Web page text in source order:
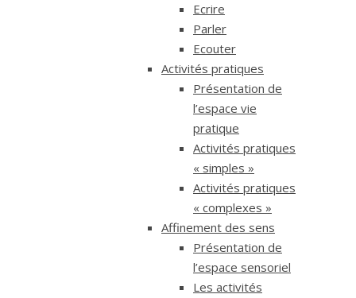
Ecrire
Parler
Ecouter
Activités pratiques
Présentation de
l’espace vie
pratique
Activités pratiques
« simples »
Activités pratiques
« complexes »
Affinement des sens
Présentation de
l’espace sensoriel
Les activités